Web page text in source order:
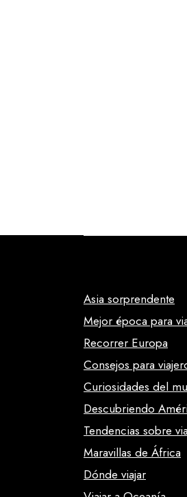
Asia sorprendente
Mejor época para
Recorrer Europa
Consejos para
Curiosidades del
Descubriendo
Tendencias sobre
Maravillas de África
Dónde viajar